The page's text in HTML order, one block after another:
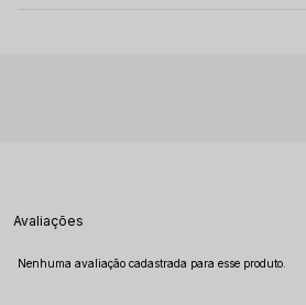
Avaliações
Nenhuma avaliação cadastrada para esse produto.